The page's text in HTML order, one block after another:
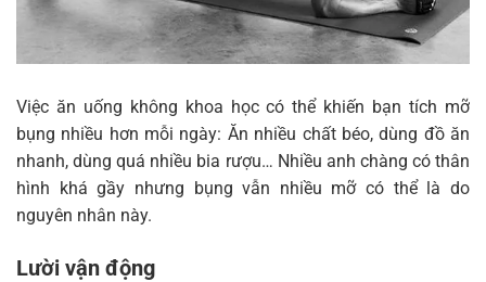
Việc ăn uống không khoa học có thể khiến bạn tích mỡ
bụng nhiều hơn mỗi ngày: Ăn nhiều chất béo, dùng đồ ăn
nhanh, dùng quá nhiều bia rượu… Nhiều anh chàng có thân
hình khá gầy nhưng bụng vẫn nhiều mỡ có thể là do
nguyên nhân này.
Lười vận động